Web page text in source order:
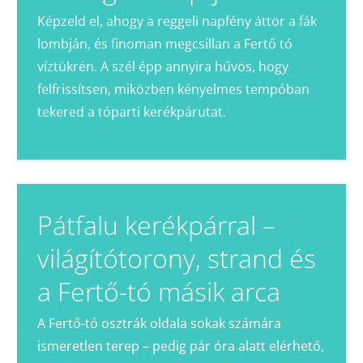
Képzeld el, ahogy a reggeli napfény áttör a fák
lombján, és finoman megcsillan a Fertő tó
víztükrén. A szél épp annyira hűvös, hogy
felfrissítsen, miközben kényelmes tempóban
tekered a tóparti kerékpárutat.
Pátfalu kerékpárral –
világítótorony, strand és
a Fertő-tó másik arca
A Fertő-tó osztrák oldala sokak számára
ismeretlen terep – pedig pár óra alatt elérhető,